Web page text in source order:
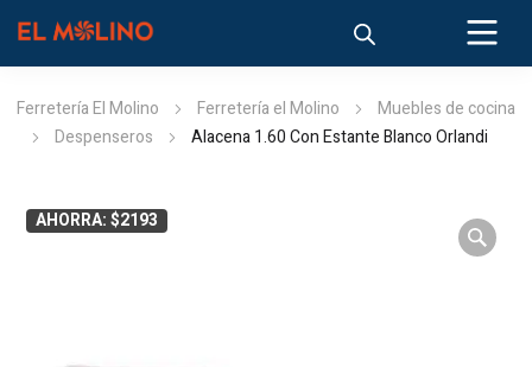
Ferretería El Molino Ferretería el Molino
Muebles de cocina
Despenseros
Alacena 1.60 Con Estante Blanco Orlandi
AHORRA: $2193